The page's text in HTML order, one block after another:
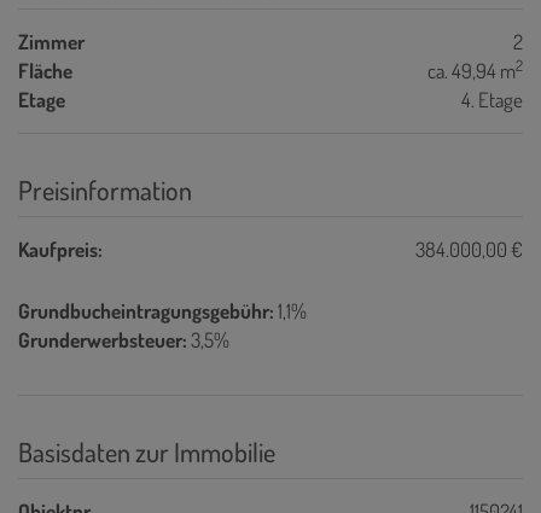
Zimmer
2
Fläche
ca. 49,94 m2
Etage 4. Etage
Preisinformation
Kaufpreis: 384.000,00 €
Grundbucheintragungsgebühr:1,1%
Grunderwerbsteuer:3,5%
Basisdaten zur Immobilie